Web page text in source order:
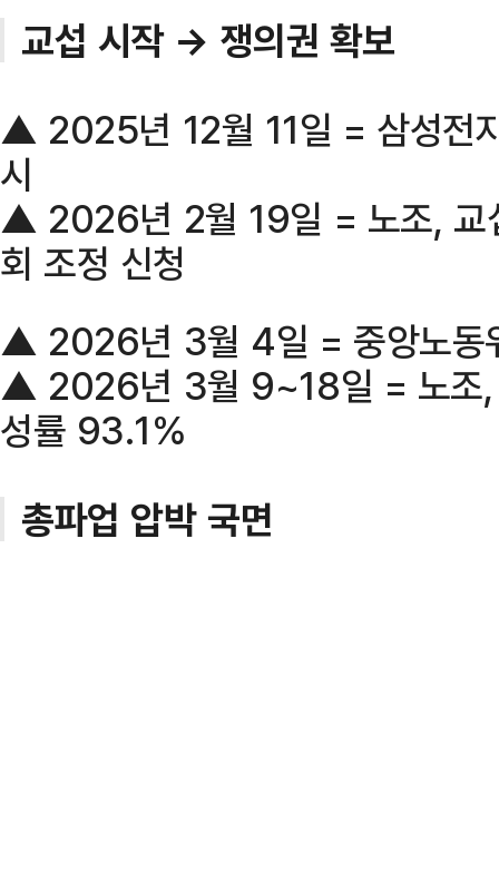
교섭 시작 → 쟁의권 확보
▲ 2025년 12월 11일 = 삼성전
시
▲ 2026년 2월 19일 = 노조, 교
회 조정 신청
▲ 2026년 3월 4일 = 중앙노동
▲ 2026년 3월 9~18일 = 노조,
성률 93.1%
총파업 압박 국면